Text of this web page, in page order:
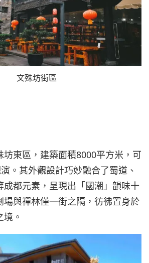
文殊坊街區
坊東區，建築面積8000平方米，可
。其外觀設計巧妙融合了蜀道、
成都元素，呈現出「國潮」韻味十
場與禪林僅一街之隔，彷彿置身於
。